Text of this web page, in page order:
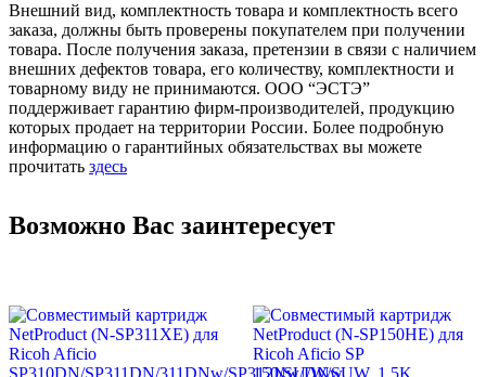
Внешний вид, комплектность товара и комплектность всего
заказа, должны быть проверены покупателем при получении
товара. После получения заказа, претензии в связи с наличием
внешних дефектов товара, его количеству, комплектности и
товарному виду не принимаются. ООО “ЭСТЭ”
поддерживает гарантию фирм-производителей, продукцию
которых продает на территории России. Более подробную
информацию о гарантийных обязательствах вы можете
прочитать здесь
Возможно Вас заинтересует